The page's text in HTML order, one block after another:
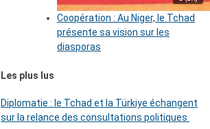
Coopération : Au Niger, le Tchad
présente sa vision sur les
diasporas
Les plus lus
Diplomatie : le Tchad et la Türkiye échangent
sur la relance des consultations politiques